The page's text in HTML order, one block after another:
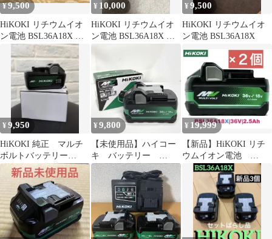
¥9,500
HiKOKI リチウムイオ
ン電池 BSL36A18X 本
¥ 10,000
HiKOKI リチウムイオ
ン電池 BSL36A18X 本
体
¥9,500
HiKOKI リチウムイオ
ン電池 BSL36A18X
¥9,950
HiKOKI 純正 マルチ
ボルトバッテリー
BSL36A18X
¥9,800
【未使用品】ハイコー
キ バッテリー
BSL36A18X M80805-1
¥ 19,999
【新品】HiKOKI リチ
ウムイオン電池
BSL36A18X 2個